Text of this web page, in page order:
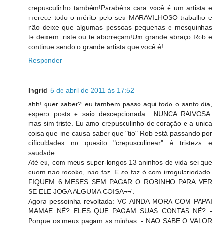
crepusculinho também!Parabéns cara você é um artista e
merece todo o mérito pelo seu MARAVILHOSO trabalho e
não deixe que algumas pessoas pequenas e mesquinhas
te deixem triste ou te aborreçam!Um grande abraço Rob e
continue sendo o grande artista que você é!
Responder
Ingrid 5 de abril de 2011 às 17:52
ahh! quer saber? eu tambem passo aqui todo o santo dia,
espero posts e saio descepcionada.. NUNCA RAIVOSA.
mas sim triste. Eu amo crepusculinho de coração e a unica
coisa que me causa saber que "tio" Rob está passando por
dificuldades no quesito "crepusculinear" é tristeza e
saudade...
Até eu, com meus super-longos 13 aninhos de vida sei que
quem nao recebe, nao faz. E se faz é com irregulariedade.
FIQUEM 6 MESES SEM PAGAR O ROBINHO PARA VER
SE ELE JOGA ALGUMA COISA¬¬'.
Agora pessoinha revoltada: VC AINDA MORA COM PAPAI
MAMAE NÉ? ELES QUE PAGAM SUAS CONTAS NÉ? -
Porque os meus pagam as minhas. - NAO SABE O VALOR